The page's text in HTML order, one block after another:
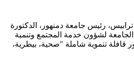
رئيس جامعة دمنهور، الدكتورة
الجامعة لشؤون خدمة المجتمع وتنمية
قافلة تنموية شاملة "صحية، بيطرية،